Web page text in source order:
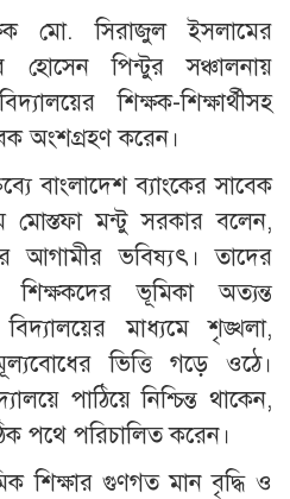
মো. সিরাজুল ইসলামের
হোসেন পিন্টুর সঞ্চালনায়
শিক্ষক-শিক্ষার্থীসহ
অংশগ্রহণ করেন।
বাংলাদেশ ব্যাংকের সাবেক
মোস্তফা মন্টু সরকার বলেন,
আগামীর ভবিষ্যৎ। তাদের
শিক্ষকদের ভূমিকা অত্যন্ত
মাধ্যমে শৃঙ্খলা,
ভিত্তি গড়ে ওঠে।
পাঠিয়ে নিশ্চিন্ত থাকেন,
পথে পরিচালিত করেন।
শিক্ষার গুণগত মান বৃদ্ধি ও